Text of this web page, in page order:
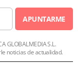
APUNTARME
GLOBALMEDIA S.L.
noticias de actualidad.